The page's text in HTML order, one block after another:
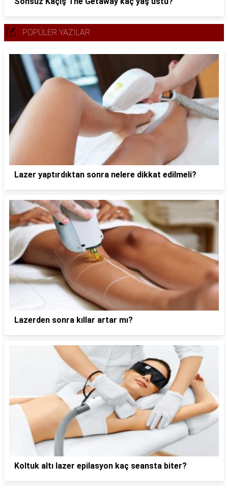
POPÜLER YAZILAR
Lazer yaptırdıktan sonra nelere dikkat edilmeli?
Lazerden sonra kıllar artar mı?
Koltuk altı lazer epilasyon kaç seansta biter?